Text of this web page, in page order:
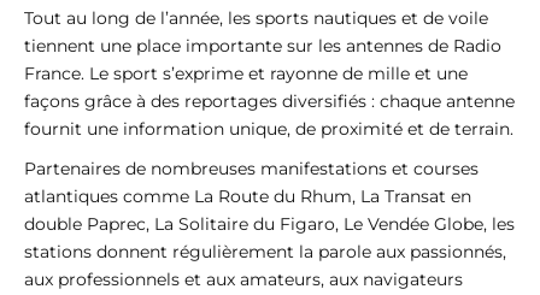
Tout au long de l’année, les sports nautiques et de voile
tiennent une place importante sur les antennes de Radio
France. Le sport s’exprime et rayonne de mille et une
façons grâce à des reportages diversifiés : chaque antenne
fournit une information unique, de proximité et de terrain.
Partenaires de nombreuses manifestations et courses
atlantiques comme La Route du Rhum, La Transat en
double Paprec, La Solitaire du Figaro, Le Vendée Globe, les
stations donnent régulièrement la parole aux passionnés,
aux professionnels et aux amateurs, aux navigateurs